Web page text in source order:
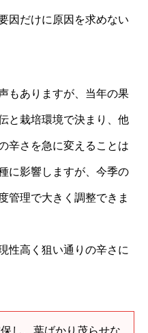
因だけに原因を求めない
もありますが、当年の果
と栽培環境で決まり、他
辛さを急に変えることは
に影響しますが、今季の
管理で大きく調整できま
性高く狙い通りの辛さに
し、葉ばかり茂らせな